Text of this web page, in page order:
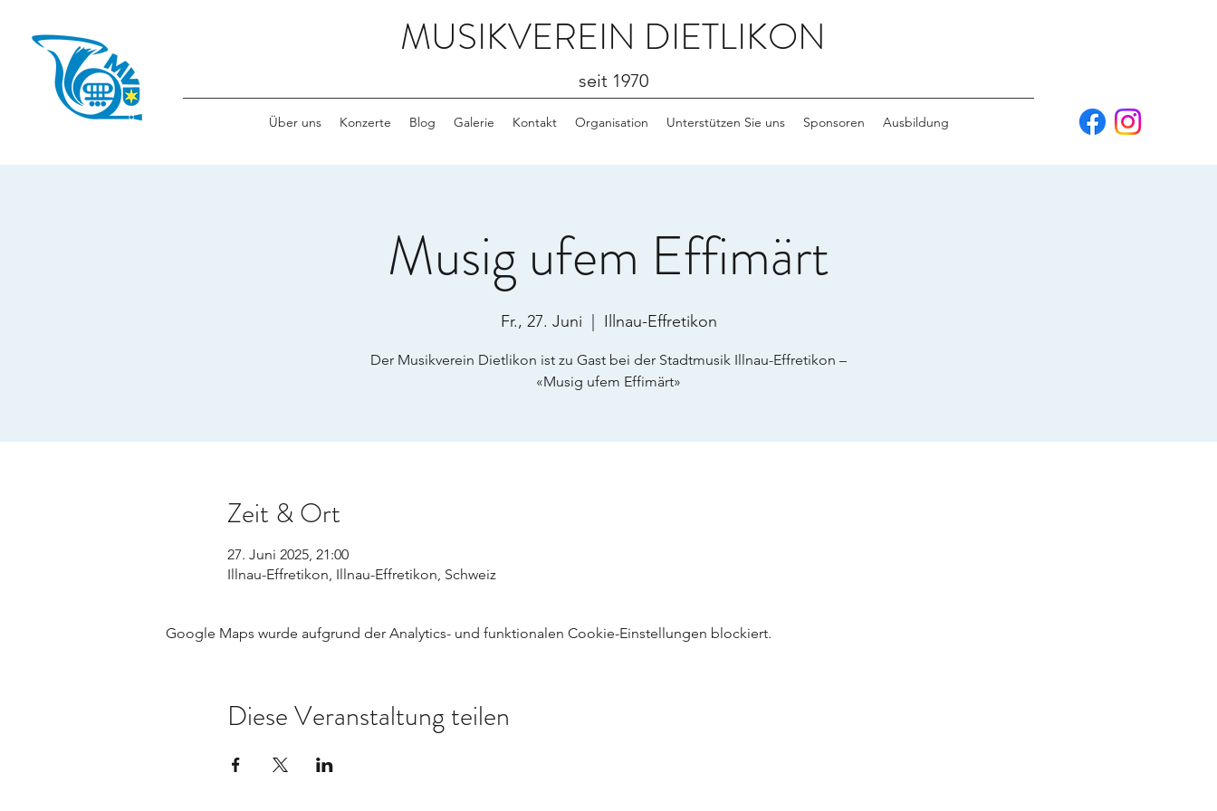
MUSIKVEREIN DIETLIKON
seit 1970
Über uns Konzerte Blog Galerie Kontakt Organisation Unterstützen Sie uns Sponsoren Ausbildung
Musig ufem Effimärt
Fr., 27. Juni Illnau-Effretikon
Der Musikverein Dietlikon ist zu Gast bei der Stadtmusik Illnau-Effretikon –
«Musig ufem Effimärt»
Zeit & Ort
27. Juni 2025, 21:00
Illnau-Effretikon, Illnau-Effretikon, Schweiz
Google Maps wurde aufgrund der Analytics- und funktionalen Cookie-Einstellungen blockiert.
Diese Veranstaltung teilen